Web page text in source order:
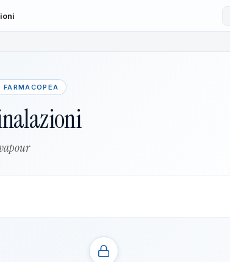
FARMACOPEA